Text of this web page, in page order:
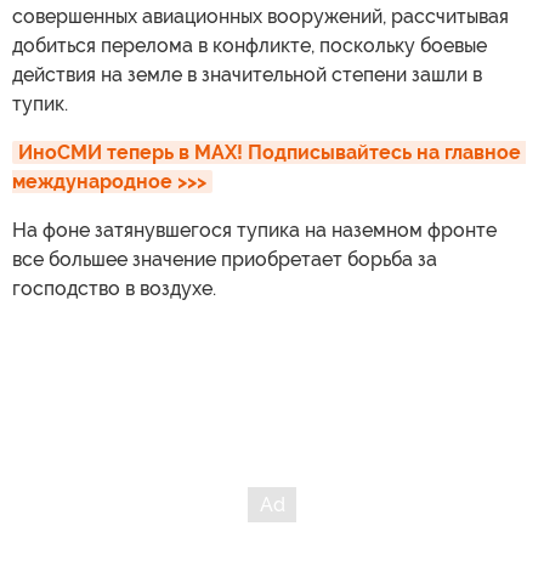
совершенных авиационных вооружений, рассчитывая
добиться перелома в конфликте, поскольку боевые
действия на земле в значительной степени зашли в
тупик.
ИноСМИ теперь в MAX! Подписывайтесь на главное
международное >>>
На фоне затянувшегося тупика на наземном фронте
все большее значение приобретает борьба за
господство в воздухе.